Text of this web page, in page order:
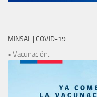
MINSAL | COVID-19
• Vacunación: